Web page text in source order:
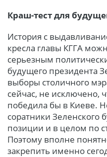
Краш-тест для
История с
кресла главы КГГА
серьезным
будущего президента
выборы столичного
сейчас, не исключено,
победила бы в Киеве.
соратники Зеленского
позиции и в целом по
Поэтому вполне
закрепить именно